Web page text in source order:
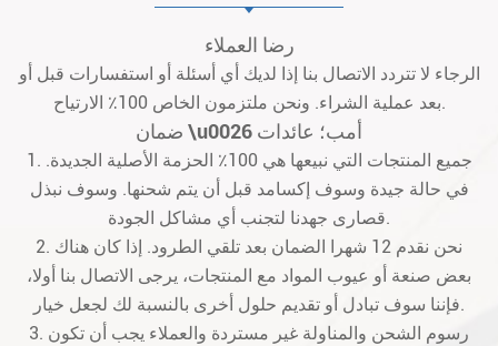
رضا العملاء
الرجاء لا تتردد الاتصال بنا إذا لديك أي أسئلة أو استفسارات قبل أو
بعد عملية الشراء. ونحن ملتزمون الخاص 100٪ الارتياح.
ضمان \u0026 أمب؛ عائدات
1. جميع المنتجات التي نبيعها هي 100٪ الحزمة الأصلية الجديدة.
في حالة جيدة وسوف إكسامد قبل أن يتم شحنها. وسوف نبذل
قصارى جهدنا لتجنب أي مشاكل الجودة.
2. نحن نقدم 12 شهرا الضمان بعد تلقي الطرود. إذا كان هناك
بعض صنعة أو عيوب المواد مع المنتجات، يرجى الاتصال بنا أولا،
فإننا سوف تبادل أو تقديم حلول أخرى بالنسبة لك لجعل خيار.
3. رسوم الشحن والمناولة غير مستردة والعملاء يجب أن تكون